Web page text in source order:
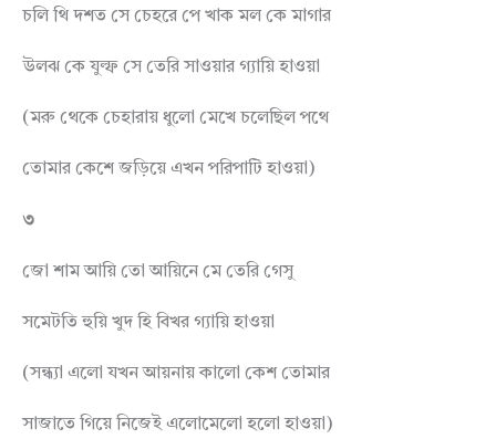
চলি থি দশত সে চেহরে পে খাক মল কে মাগার
উলঝ কে যুল্ফ সে তেরি সাওয়ার গ্যায়ি হাওয়া
(মরু থেকে চেহারায় ধুলো মেখে চলেছিল পথে
তোমার কেশে জড়িয়ে এখন পরিপাটি হাওয়া)
৩
জো শাম আয়ি তো আয়িনে মে তেরি গেসু
সমেটতি হুয়ি খুদ হি বিখর গ্যায়ি হাওয়া
(সন্ধ্যা এলো যখন আয়নায় কালো কেশ তোমার
সাজাতে গিয়ে নিজেই এলোমেলো হলো হাওয়া)